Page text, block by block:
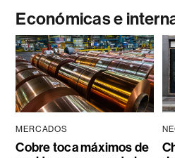
Económicas e
MERCADOS
Cobre toca máximos de